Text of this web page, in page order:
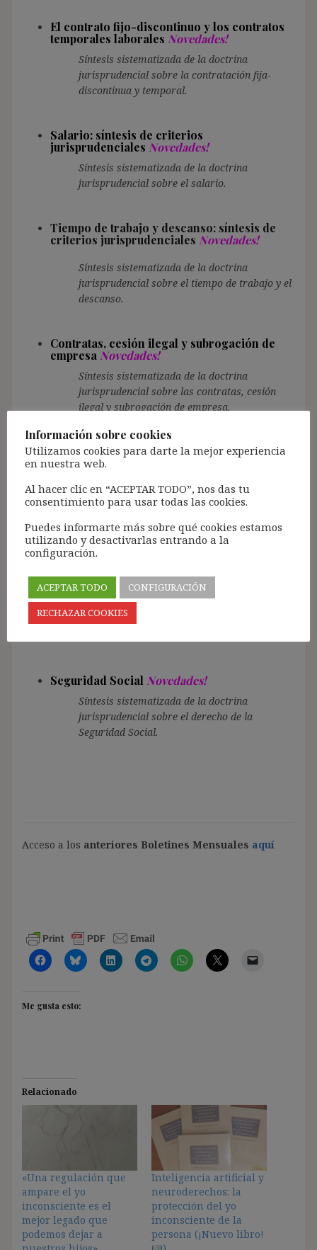
El contrato fijo-discontinuo y los contratos
temporales laborales Novedades!
Síntesis sistematizada de la doctrina
jurisprudencial sobre la contratación fija-
discontinua y temporal.
Salario: síntesis de criterios
jurisprudenciales Novedades!
Síntesis sistematizada de la doctrina
jurisprudencial sobre el salario.
Tiempo de trabajo y descanso: síntesis de
criterios jurisprudenciales Novedades!
Síntesis sistematizada de la doctrina
jurisprudencial sobre el tiempo de trabajo y el
descanso.
Contratas, cesión ilegal y subrogación de
empresa Novedades!
Síntesis sistematizada de la doctrina
jurisprudencial sobre las contratas, cesión
ilegal y subrogación de empresa.
Modificación sustancial de las condiciones
de trabajo y ERTE de reducción de jornada y
jurisprudencialesNovedades!
Síntesis sistematizada de la doctrina
jurisprudencial sobre la MSCT y ERTE.
criterios jurisprudencialesNovedades!
Síntesis sistematizada de la doctrina
jurisprudencial sobre la ineficacia del
Seguridad Social Novedades!
Síntesis sistematizada de la doctrina
jurisprudencial sobre el derecho de la
Seguridad Social.
Acceso a los anteriores Boletines Mensuales aquí
Me gusta esto:
Relacionado
«Una regulación que
ampare el yo
inconsciente es el
mejor legado que
podemos dejar a
Inteligencia artificial y
neuroderechos: la
protección del yo
inconsciente de la
persona (¡Nuevo libro!
Información sobre cookies
Utilizamos cookies para darte la mejor experiencia
en nuestra web.
Al hacer clic en “ACEPTAR TODO”, nos das tu
consentimiento para usar todas las cookies.
Puedes informarte más sobre qué cookies estamos
utilizando y desactivarlas entrando a la
configuración.
ACEPTAR TODO
CONFIGURACIÓN
RECHAZAR COOKIES